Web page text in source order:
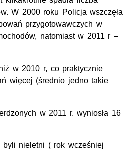
W 2000 roku Policja wszczęła
przygotowawczych w
natomiast w 2011 r –
w 2010 r, co praktycznie
więcej (średnio jedno takie
w 2011 r. wyniosła 16
byli nieletni ( rok wcześniej